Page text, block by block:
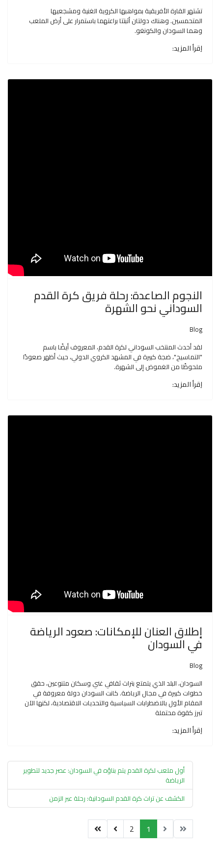
تشتهر القارة الأفريقية بمواهبها الكروية الغنية ومشجعيها
المتحمسين. وهناك دولتان أثبتتا براعتهما باستمرار على أرض الملعب
وهما السودان والكونغو.
اِقرأ المزيد:
النجوم الصاعدة: رحلة فريق كرة القدم
السوداني نحو الشهرة
Blog
لقد أحدث المنتخب السوداني لكرة القدم، المعروف أيضًا باسم
"التماسيح"، ضجة كبيرة في المشهد الكروي الدولي، حيث أظهر صعودًا
ملحوظًا من الغموض إلى الشهرة.
اِقرأ المزيد:
إطلاق العنان للإمكانات: صعود الرياضة
في السودان
Blog
السودان، البلد الذي يتمتع بتراث ثقافي غني وسكان متنوعين، حقق
خطوات كبيرة في مجال الرياضة. كانت السودان دولة معروفة في
المقام الأول بالاضطرابات السياسية والتحديات الاقتصادية، لكنها الآن
تبرز كقوة محتملة
اِقرأ المزيد:
أول ملعب لكرة القدم يتم بناؤه في السودان: عصر جديد لتطوير
الرياضة
الكشف عن تراث كرة القدم السودانية: رحلة عبر الزمن
1
2